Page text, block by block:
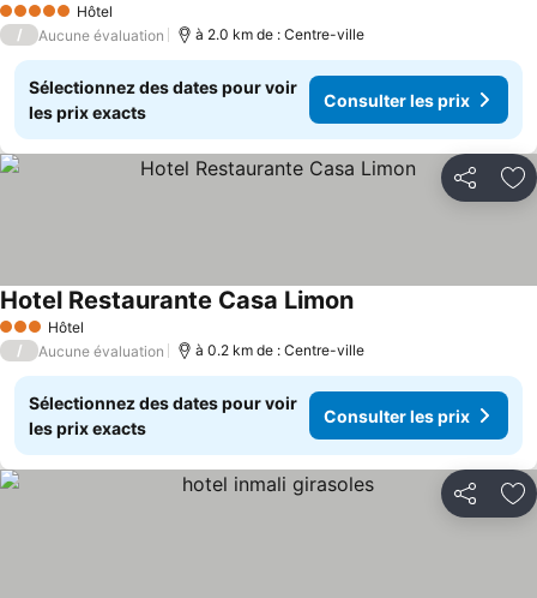
5 Étoiles Hôtel
/ Aucune évaluation à 2.0 km de : Centre-ville
Sélectionnez des dates pour voir
les prix exacts
Consulter les prix
Partager
3 ÉtoilesHôtel
Hotel Restaurante Casa LimonConsulter les prix
/ Aucune évaluation à 0.2 km de : Centre-ville
Sélectionnez des dates pour voir
les prix exacts
Consulter les prix
Partager